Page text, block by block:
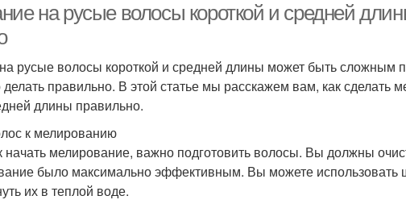
на русые волосы короткой и средней
русые волосы короткой и средней длины может быть сложным
делать правильно. В этой статье мы расскажем вам, как
длины правильно.
к мелированию
начать мелирование, важно подготовить волосы. Вы должны
было максимально эффективным. Вы можете
их в теплой воде.